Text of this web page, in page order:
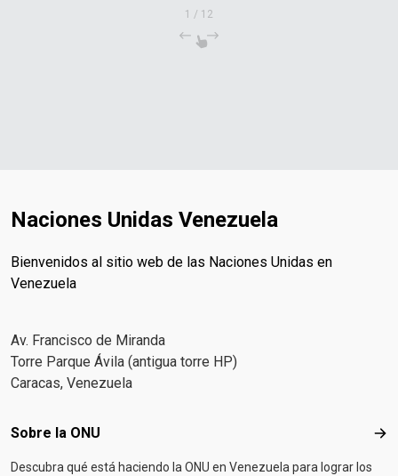
1 / 12
Naciones Unidas Venezuela
Bienvenidos al sitio web de las Naciones Unidas en
Venezuela
Av. Francisco de Miranda
Torre Parque Ávila (antigua torre HP)
Caracas, Venezuela
Footer menu
Sobre la ONU
Descubra qué está haciendo la ONU en Venezuela para lograr los